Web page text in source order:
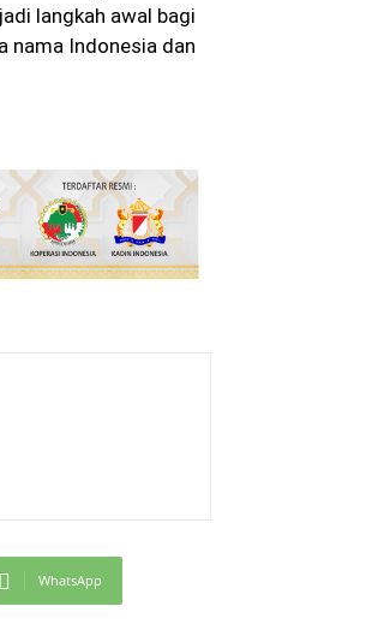
langkah awal bagi
nama Indonesia dan
WhatsApp